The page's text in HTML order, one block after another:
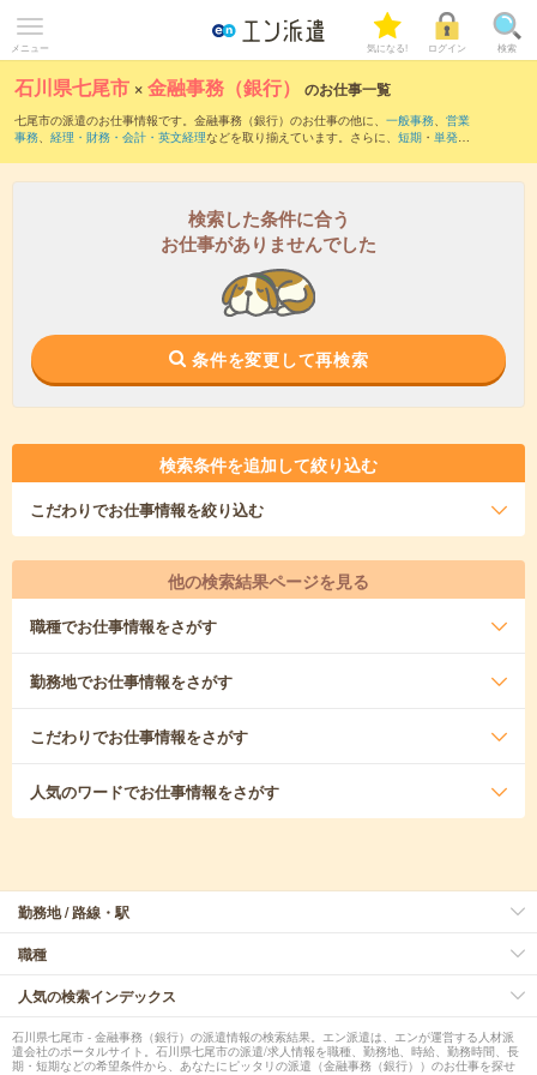
メニュー 気になる! ログイン 検索
石川県七尾市 ×金融事務（銀行） のお仕事一覧
七尾市の派遣のお仕事情報です。金融事務（銀行）のお仕事の他に、 一般事務、 営業
事務、 経理・財務・会計・英文経理などを取り揃えています。さらに、 短期 ・ 単発な
検索した条件に合う
お仕事がありませんでした
条件を変更して再検索
検索条件を追加して絞り込む
こだわりでお仕事情報を絞り込む
他の検索結果ページを見る
職種でお仕事情報をさがす
勤務地でお仕事情報をさがす
こだわりでお仕事情報をさがす
人気のワードでお仕事情報をさがす
勤務地 / 路線・駅
職種
人気の検索インデックス
石川県七尾市 - 金融事務（銀行）の派遣情報の検索結果。エン派遣は、エンが運営する人材派
遣会社のポータルサイト。石川県七尾市の派遣/求人情報を職種、勤務地、時給、勤務時間、長
期・短期などの希望条件から、あなたにピッタリの派遣（金融事務（銀行））のお仕事を探せ